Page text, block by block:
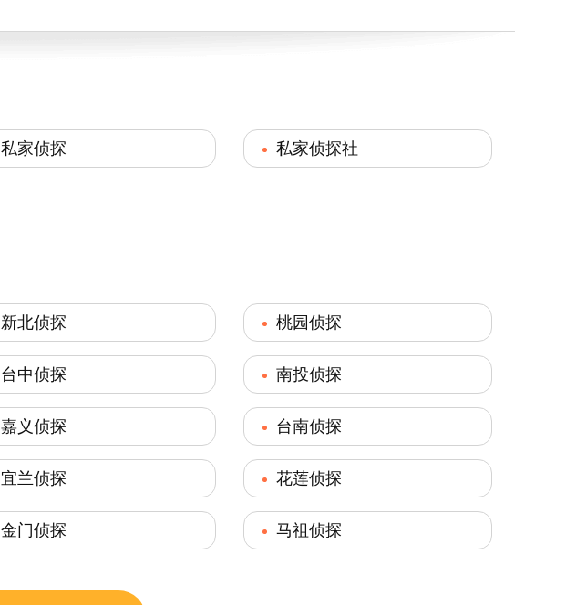
私家侦探 私家侦探社
新北侦探 桃园侦探
台中侦探 南投侦探
嘉义侦探 台南侦探
宜兰侦探 花莲侦探
金门侦探 马祖侦探